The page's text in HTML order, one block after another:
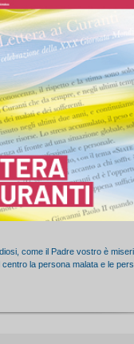
come il Padre vostro è
la persona malata e le